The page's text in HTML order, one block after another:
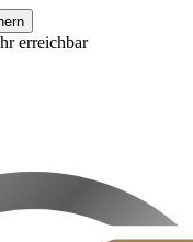
erreichbar